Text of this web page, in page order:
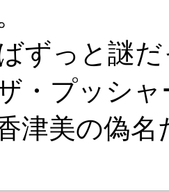
ずっと謎
・プッシ
津美の偽